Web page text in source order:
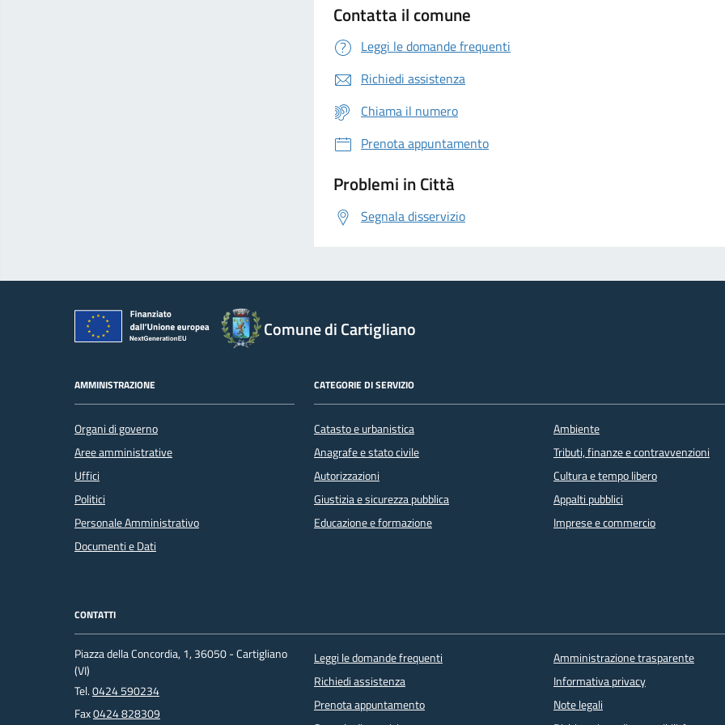
Contatta il comune
Leggi le domande frequenti
Richiedi assistenza
Chiama il numero
Prenota appuntamento
Problemi in Città
Segnala disservizio
Comune di Cartigliano
AMMINISTRAZIONE
Organi di governo
Aree amministrative
Uffici
Politici
Personale Amministrativo
Documenti e Dati
CATEGORIE DI SERVIZIO
Catasto e urbanistica
Anagrafe e stato civile
Autorizzazioni
Giustizia e sicurezza pubblica
Educazione e formazione
Ambiente
Tributi, finanze e contravvenzioni
Cultura e tempo libero
Appalti pubblici
Imprese e commercio
CONTATTI
Piazza della Concordia, 1, 36050 - Cartigliano
(VI)
Tel.0424 590234
Fax0424 828309
Leggi le domande frequenti
Richiedi assistenza
Prenota appuntamento
Amministrazione trasparente
Informativa privacy
Note legali